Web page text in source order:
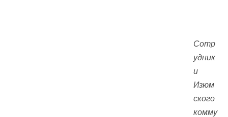
Сотр
удник
и
Изюм
ского
комму